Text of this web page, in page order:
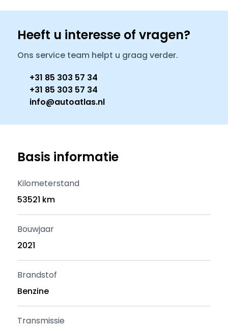
Heeft u interesse of vragen?
Ons service team helpt u graag verder.
+31 85 303 57 34
+31 85 303 57 34
info@autoatlas.nl
Basis informatie
Kilometerstand
53521 km
Bouwjaar
2021
Brandstof
Benzine
Transmissie